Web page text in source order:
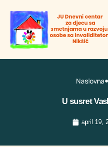
Naslovna
U susret
april 19,